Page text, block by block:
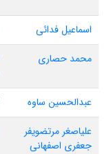
اسماعیل فدائی
محمد حصاری
عبدالحسین ساوه
علیاصغر مرتضویفر
جعفری اصفهانی